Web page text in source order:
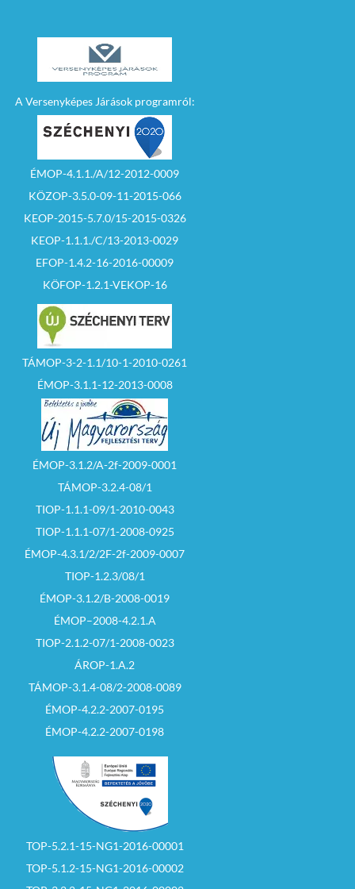
A Versenyképes Járások programról:
ÉMOP-4.1.1./A/12-2012-0009
KÖZOP-3.5.0-09-11-2015-066
KEOP-2015-5.7.0/15-2015-0326
KEOP-1.1.1./C/13-2013-0029
EFOP-1.4.2-16-2016-00009
KÖFOP-1.2.1-VEKOP-16
TÁMOP-3-2-1.1/10-1-2010-0261
ÉMOP-3.1.1-12-2013-0008
ÉMOP-3.1.2/A-2f-2009-0001
TÁMOP-3.2.4-08/1
TIOP-1.1.1-09/1-2010-0043
TIOP-1.1.1-07/1-2008-0925
ÉMOP-4.3.1/2/2F-2f-2009-0007
TIOP-1.2.3/08/1
ÉMOP-3.1.2/B-2008-0019
ÉMOP–2008-4.2.1.A
TIOP-2.1.2-07/1-2008-0023
ÁROP-1.A.2
TÁMOP-3.1.4-08/2-2008-0089
ÉMOP-4.2.2-2007-0195
ÉMOP-4.2.2-2007-0198
TOP-5.2.1-15-NG1-2016-00001
TOP-5.1.2-15-NG1-2016-00002